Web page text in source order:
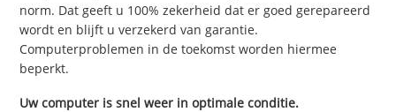
norm. Dat geeft u 100% zekerheid dat er goed gerepareerd
wordt en blijft u verzekerd van garantie.
Computerproblemen in de toekomst worden hiermee
beperkt.
Uw computer is snel weer in optimale conditie.